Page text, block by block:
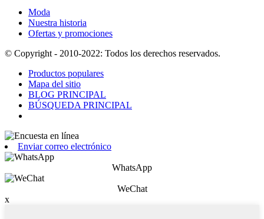
Moda
Nuestra historia
Ofertas y promociones
© Copyright - 2010-2022: Todos los derechos reservados.
Productos populares
Mapa del sitio
BLOG PRINCIPAL
BÚSQUEDA PRINCIPAL
Enviar correo electrónico
WhatsApp
WeChat
x